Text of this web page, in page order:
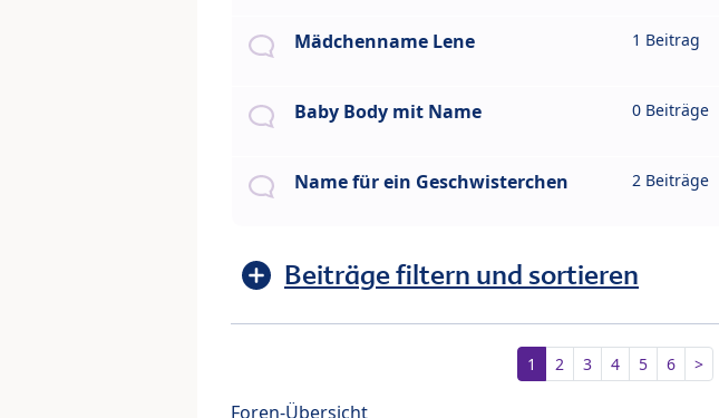
Mädchenname Lene 1 Beitrag
Baby Body mit Name 0 Beiträge
Name für ein Geschwisterchen 2 Beiträge
Beiträge filtern und sortieren
1 2 3 4 5 6 >
Foren-Übersicht